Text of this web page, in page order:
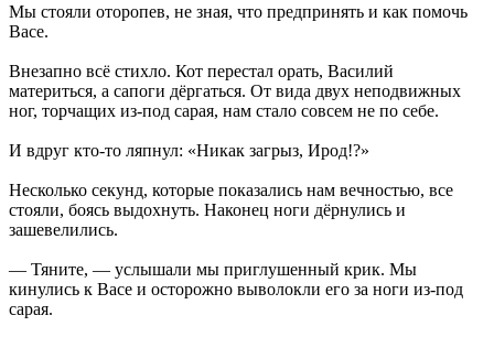
Мы стояли оторопев, не зная, что предпринять и как помочь
Васе.
Внезапно всё стихло. Кот перестал орать, Василий
материться, а сапоги дёргаться. От вида двух неподвижных
ног, торчащих из-под сарая, нам стало совсем не по себе.
И вдруг кто-то ляпнул: «Никак загрыз, Ирод!?»
Несколько секунд, которые показались нам вечностью, все
стояли, боясь выдохнуть. Наконец ноги дёрнулись и
зашевелились.
— Тяните, — услышали мы приглушенный крик. Мы
кинулись к Васе и осторожно выволокли его за ноги из-под
сарая.